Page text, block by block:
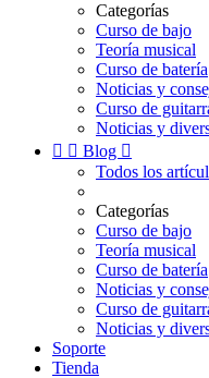
Categorías
Curso de bajo
Teoría musical
Curso de batería
Noticias y
Curso de
Noticias y
  Blog 
Todos los
Categorías
Curso de bajo
Teoría musical
Curso de batería
Noticias y
Curso de
Noticias y
Soporte
Tienda